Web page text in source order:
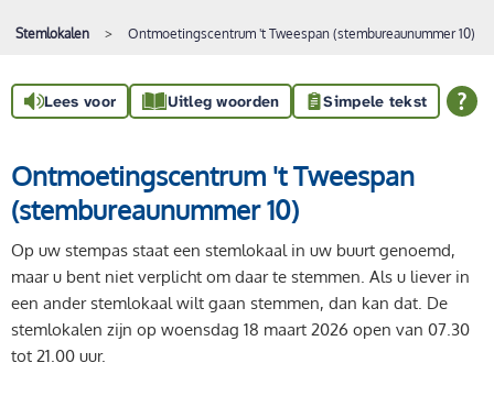
Stemlokalen Ontmoetingscentrum 't Tweespan (stembureaunummer 10)
Lees voor Uitleg woorden Simpele tekst
Ontmoetingscentrum 't Tweespan
(stembureaunummer 10)
Op uw stempas staat een stemlokaal in uw buurt genoemd,
maar u bent niet verplicht om daar te stemmen. Als u liever in
een ander stemlokaal wilt gaan stemmen, dan kan dat. De
stemlokalen zijn op woensdag 18 maart 2026 open van 07.30
tot 21.00 uur.